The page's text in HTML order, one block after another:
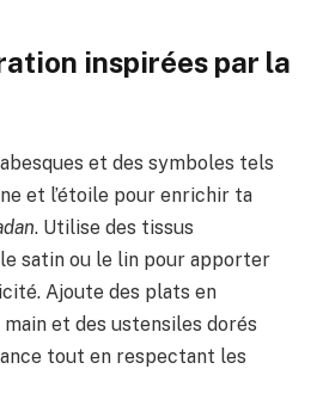
inspirées par la
et des symboles tels
et l’étoile pour enrichir ta
. Utilise des tissus
satin ou le lin pour apporter
Ajoute des plats en
et des ustensiles dorés
tout en respectant les